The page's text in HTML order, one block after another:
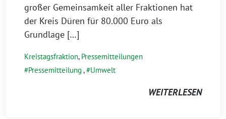
großer Gemeinsamkeit aller Fraktionen hat
der Kreis Düren für 80.000 Euro als
Grundlage […]
Kreistagsfraktion, Pressemitteilungen
Pressemitteilung , Umwelt
WEITERLESEN